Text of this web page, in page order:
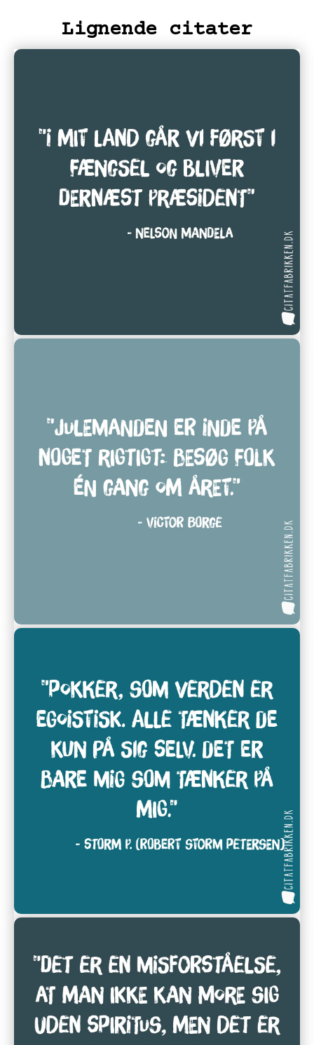
Lignende citater